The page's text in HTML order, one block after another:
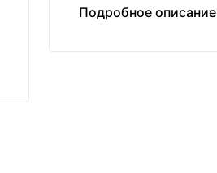
Регулируемая длина
Подробное описание